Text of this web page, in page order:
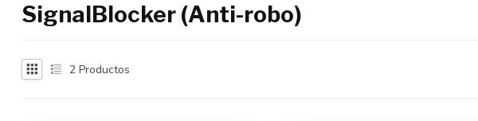
SignalBlocker (Anti-robo)
2 Productos